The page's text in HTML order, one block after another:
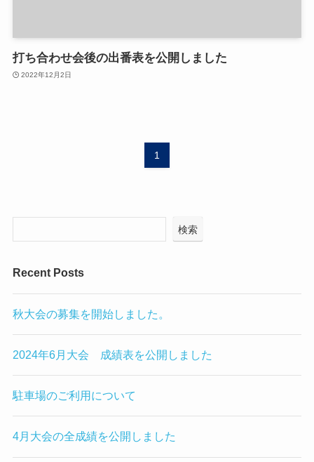
打ち合わせ会後の出番表を公開しました
2022年12月2日
1
検索
Recent Posts
秋大会の募集を開始しました。
2024年6月大会 成績表を公開しました
駐車場のご利用について
4月大会の全成績を公開しました